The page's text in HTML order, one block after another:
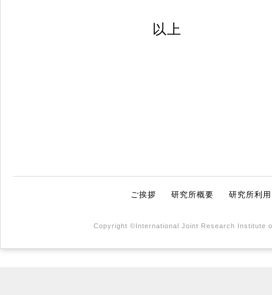
以上
ご挨拶 研究所概要 研究所利
Copyright ©International Joint Research Institute